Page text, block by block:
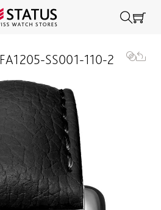
FA1205-SS001-110-2